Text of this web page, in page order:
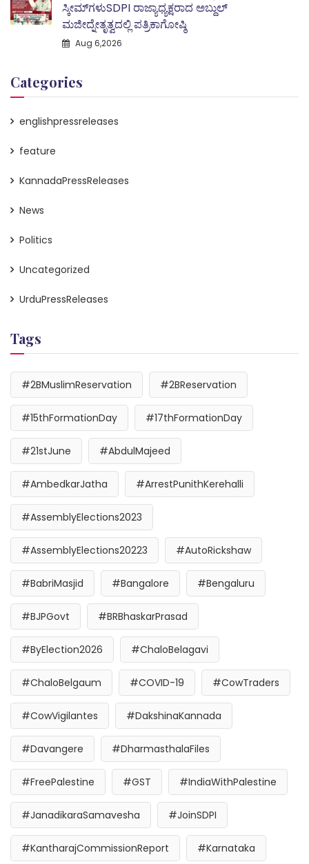
ಸ್ಕೀಮ್‌ಗಳುSDPI ರಾಜ್ಯಾಧ್ಯಕ್ಷರಾದ ಅಬ್ದುಲ್
ಮಜೀದ್ನೇತೃತ್ವದಲ್ಲಿ ಪತ್ರಿಕಾಗೋಷ್ಠಿ
Aug 6,2026
Categories
englishpressreleases
feature
KannadaPressReleases
News
Politics
Uncategorized
UrduPressReleases
Tags
#2BMuslimReservation #2BReservation
#15thFormationDay #17thFormationDay
#21stJune #AbdulMajeed
#AmbedkarJatha #ArrestPunithKerehalli
#AssemblyElections2023
#AssemblyElections20223 #AutoRickshaw
#BabriMasjid #Bangalore #Bengaluru
#BJPGovt #BRBhaskarPrasad
#ByElection2026 #ChaloBelagavi
#ChaloBelgaum #COVID-19 #CowTraders
#CowVigilantes #DakshinaKannada
#Davangere #DharmasthalaFiles
#FreePalestine #GST #IndiaWithPalestine
#JanadikaraSamavesha #JoinSDPI
#KantharajCommissionReport #Karnataka